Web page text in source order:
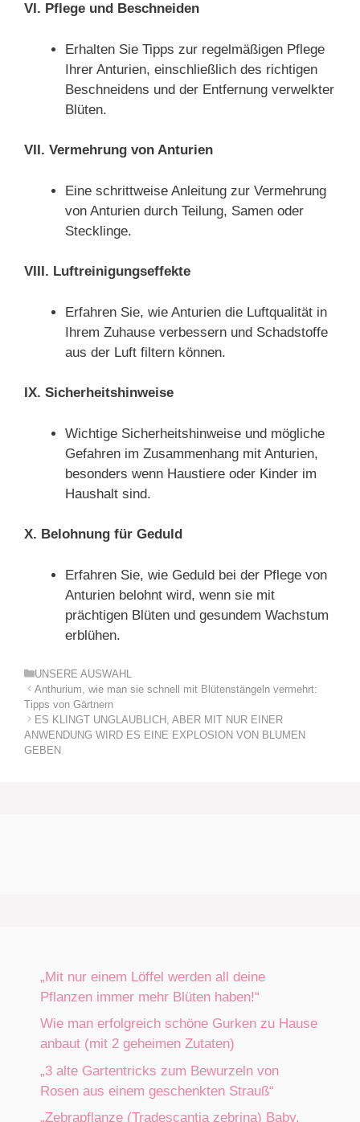
VI. Pflege und Beschneiden
Erhalten Sie Tipps zur regelmäßigen Pflege
Ihrer Anturien, einschließlich des richtigen
Beschneidens und der Entfernung verwelkter
Blüten.
VII. Vermehrung von Anturien
Eine schrittweise Anleitung zur Vermehrung
von Anturien durch Teilung, Samen oder
Stecklinge.
VIII. Luftreinigungseffekte
Erfahren Sie, wie Anturien die Luftqualität in
Ihrem Zuhause verbessern und Schadstoffe
aus der Luft filtern können.
IX. Sicherheitshinweise
Wichtige Sicherheitshinweise und mögliche
Gefahren im Zusammenhang mit Anturien,
besonders wenn Haustiere oder Kinder im
Haushalt sind.
X. Belohnung für Geduld
Erfahren Sie, wie Geduld bei der Pflege von
Anturien belohnt wird, wenn sie mit
prächtigen Blüten und gesundem Wachstum
erblühen.
Kategorien
UNSERE AUSWAHL
Anthurium, wie man sie schnell mit Blütenstängeln vermehrt:
Tipps von Gärtnern
ES KLINGT UNGLAUBLICH, ABER MIT NUR EINER
ANWENDUNG WIRD ES EINE EXPLOSION VON BLUMEN
GEBEN
„Mit nur einem Löffel werden all deine
Pflanzen immer mehr Blüten haben!“
Wie man erfolgreich schöne Gurken zu Hause
anbaut (mit 2 geheimen Zutaten)
„3 alte Gartentricks zum Bewurzeln von
Rosen aus einem geschenkten Strauß“
„Zebrapflanze (Tradescantia zebrina) Baby.